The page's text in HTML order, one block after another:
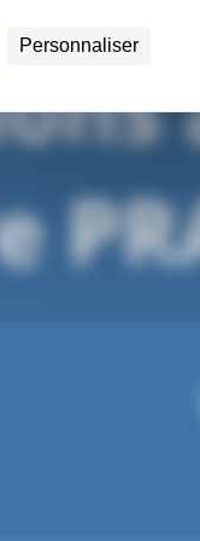
Personnaliser